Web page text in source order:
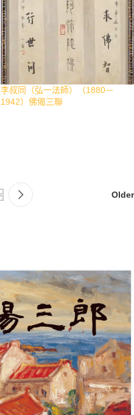
李叔同（弘一法師）（1880－
1942）佛偈三聯
Older